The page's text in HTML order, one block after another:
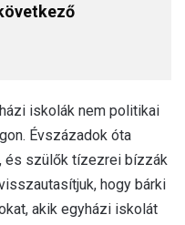
iskolák nem politikai
Évszázadok óta
és szülők tízezrei bízzák
hogy bárki
akik egyházi iskolát